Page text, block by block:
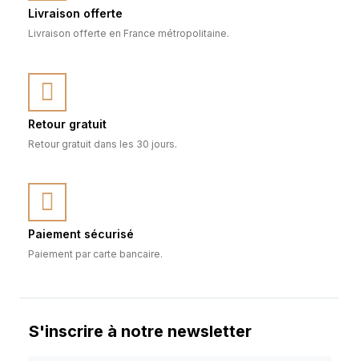
Livraison offerte
Livraison offerte en France métropolitaine.
Retour gratuit
Retour gratuit dans les 30 jours.
Paiement sécurisé
Paiement par carte bancaire.
S'inscrire à notre newsletter